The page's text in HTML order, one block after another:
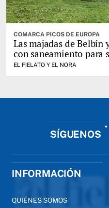
COMARCA PICOS DE EUROPA
Las majadas de
con saneamiento para
EL FIELATO Y EL NORA
SÍGUENOS
INFORMACIÓN
QUIÉNES SOMOS